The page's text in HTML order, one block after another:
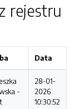
rejestru
Data
-
28-01-
2026
10:30:52